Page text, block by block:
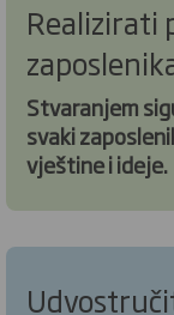
Realizirati
Stvaranjem
svaki
vještine i ideje.